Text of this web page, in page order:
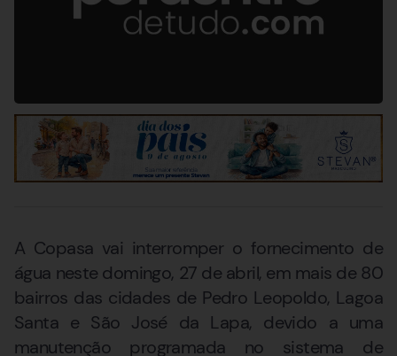
A Copasa vai interromper o fornecimento de
água neste domingo, 27 de abril, em mais de 80
bairros das cidades de Pedro Leopoldo, Lagoa
Santa e São José da Lapa, devido a uma
manutenção programada no sistema de